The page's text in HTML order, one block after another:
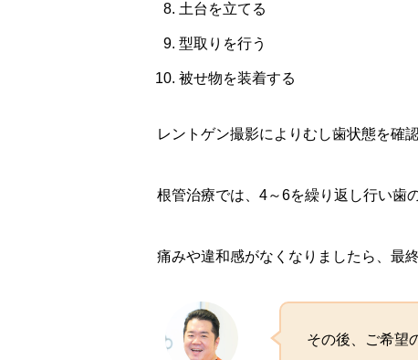
土台を立てる
型取りを行う
被せ物を装着する
レントゲン撮影によりむし歯状態を確
根管治療では、4～6を繰り返し行い歯
痛みや違和感がなくなりましたら、最
その後、ご希望